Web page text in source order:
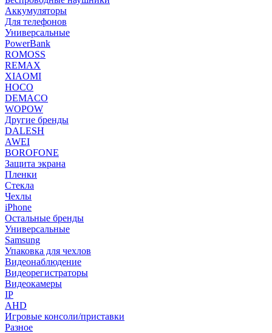
Аккумуляторы
Для телефонов
Универсальные
PowerBank
ROMOSS
REMAX
XIAOMI
HOCO
DEMACO
WOPOW
Другие бренды
DALESH
AWEI
BOROFONE
Защита экрана
Пленки
Стекла
Чехлы
iPhone
Остальные бренды
Универсальные
Samsung
Упаковка для чехлов
Видеонаблюдение
Видеорегистраторы
Видеокамеры
IP
AHD
Игровые консоли/приставки
Разное